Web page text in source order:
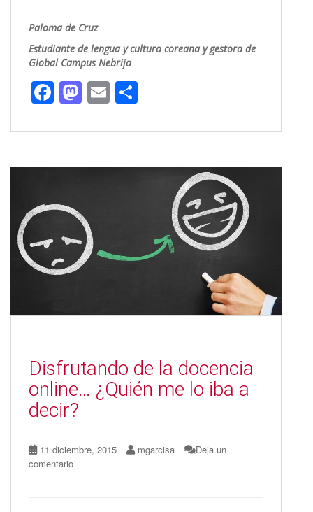
Paloma de Cruz
Estudiante de lengua y cultura coreana y gestora de
Global Campus Nebrija
F
e
b
o
M
to
d
E
ai
l
m
p
Disfrutando de la docencia
online… ¿Quién me lo iba a
decir?
11 diciembre, 2015 mgarcisa
Deja un
comentario